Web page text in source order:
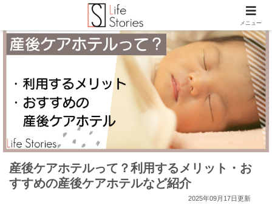
産後ケアホテルって？利用するメリット・お
すすめの産後ケアホテルなど紹介
2025年09月17日更新
メニュー